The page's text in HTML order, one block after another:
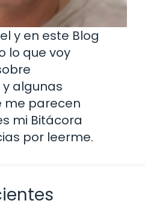
y en este Blog
lo que voy
algunas
me parecen
mi Bitácora
por leerme.